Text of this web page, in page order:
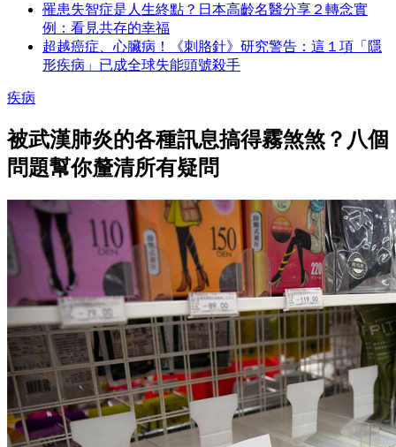
罹患失智症是人生終點？日本高齡名醫分享２轉念實
例：看見共存的幸福
超越癌症、心臟病！《刺胳針》研究警告：這１項「隱
形疾病」已成全球失能頭號殺手
疾病
被武漢肺炎的各種訊息搞得霧煞煞？八個
問題幫你釐清所有疑問